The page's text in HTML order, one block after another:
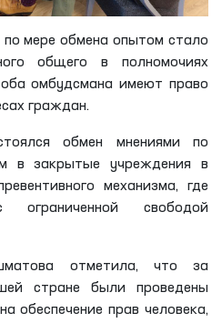
по мере обмена опытом стало
общего в полномочиях
омбудсмана имеют право
граждан.
обмен мнениями по
в закрытые учреждения в
механизма, где
свободой
отметила, что за
стране были проведены
обеспечение прав человека,